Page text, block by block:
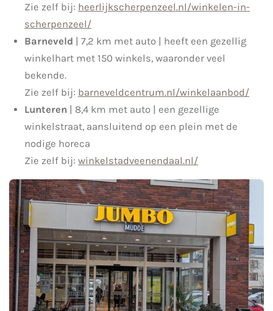
Zie zelf bij: heerlijkscherpenzeel.nl/winkelen-in-
scherpenzeel/
Barneveld | 7,2 km met auto | heeft een gezellig
winkelhart met 150 winkels, waaronder veel
bekende.
Zie zelf bij: barneveldcentrum.nl/winkelaanbod/
Lunteren | 8,4 km met auto | een gezellige
winkelstraat, aansluitend op een plein met de
nodige horeca
Zie zelf bij: winkelstadveenendaal.nl/